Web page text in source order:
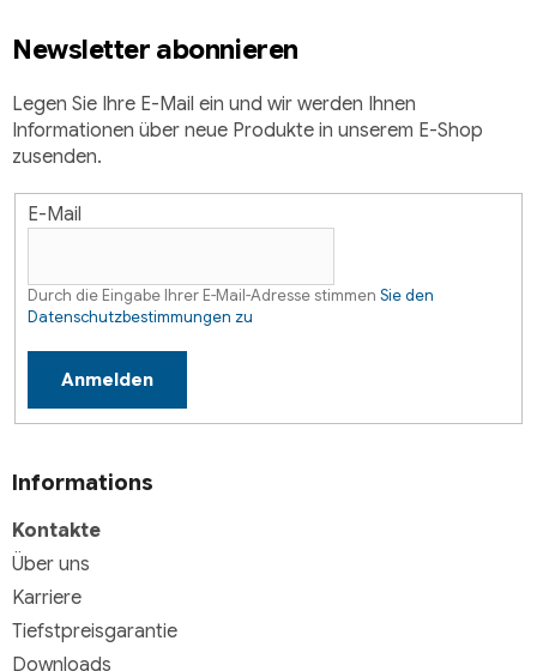
e
Newsletter abonnieren
Legen Sie Ihre E-Mail ein und wir werden Ihnen
Informationen über neue Produkte in unserem E-Shop
zusenden.
E-Mail
Durch die Eingabe Ihrer E-Mail-Adresse stimmen Sie den
Datenschutzbestimmungen zu
Anmelden
Informations
Kontakte
Über uns
Karriere
Tiefstpreisgarantie
Downloads